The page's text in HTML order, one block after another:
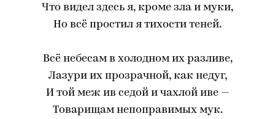
Что видел здесь я, кроме зла и муки,
Но всё простил я тихости теней.
Всё небесам в холодном их разливе,
Лазури их прозрачной, как недуг,
И той меж ив седой и чахлой иве —
Товарищам непоправимых мук.